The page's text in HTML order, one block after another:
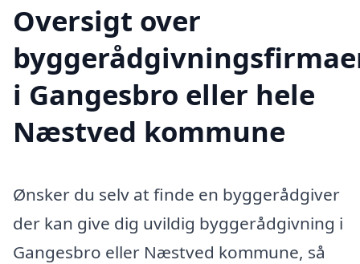
Oversigt over
i Gangesbro eller hele
Næstved kommune
Ønsker du selv at finde en byggerådgiver
der kan give dig uvildig byggerådgivning i
Gangesbro eller Næstved kommune, så